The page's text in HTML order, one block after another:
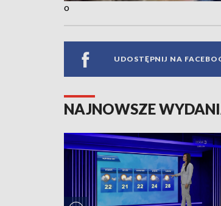
o
UDOSTĘPNIJ NA
NAJNOWSZE